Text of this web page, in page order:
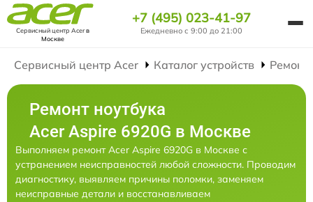
Сервисный центр Acerв
Москве
+7 (495) 023-41-97
Ежедневно с 9:00 до 21:00
Сервисный центр Acer Каталог устройств Ремонт
Ремонт ноутбука
Acer Aspire 6920G в Москве
Выполняем ремонт Acer Aspire 6920G в Москве с
устранением неисправностей любой сложности. Проводим
диагностику, выявляем причины поломки, заменяем
неисправные детали и восстанавливаем